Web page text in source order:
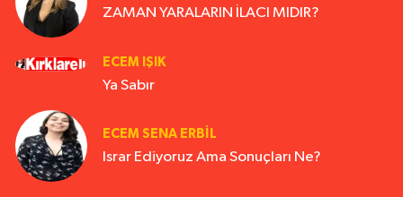
ZAMAN YARALARIN İLACI MIDIR?
ECEM IŞIK
Ya Sabır
ECEM SENA ERBIL
Israr Ediyoruz Ama Sonuçları Ne?